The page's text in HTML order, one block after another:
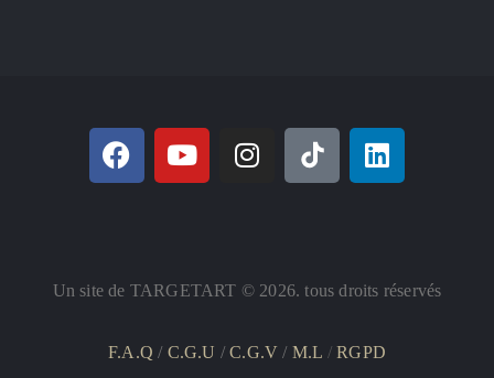
Un site de TARGETART © 2026. tous droits réservés
F.A.Q / C.G.U /C.G.V/ M.L /RGPD